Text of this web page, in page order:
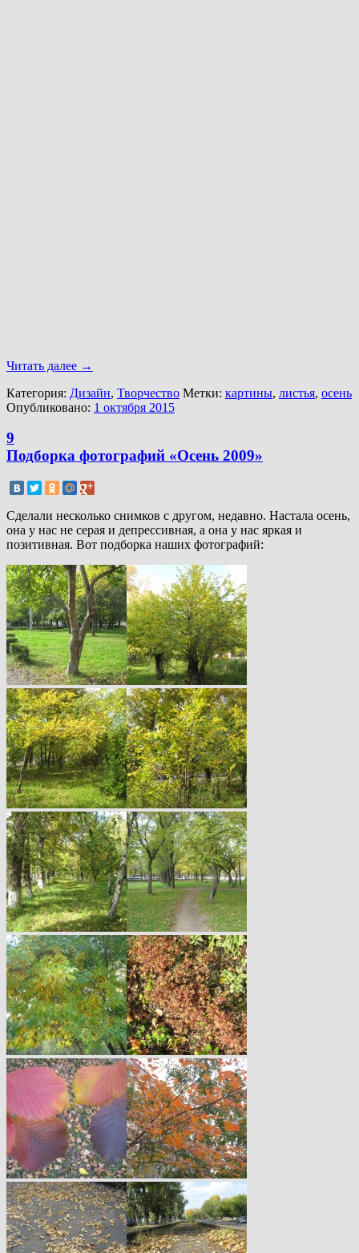
Читать далее →
Категория: Дизайн, Творчество Метки: картины, листья, осень
Опубликовано: 1 октября 2015
9
Подборка фотографий «Осень 2009»
Сделали несколько снимков с другом, недавно. Настала осень,
она у нас не серая и депрессивная, а она у нас яркая и
позитивная. Вот подборка наших фотографий: